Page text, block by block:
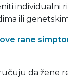
individualni
ili
rane
da žene